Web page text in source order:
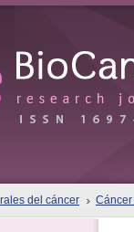
del cáncer